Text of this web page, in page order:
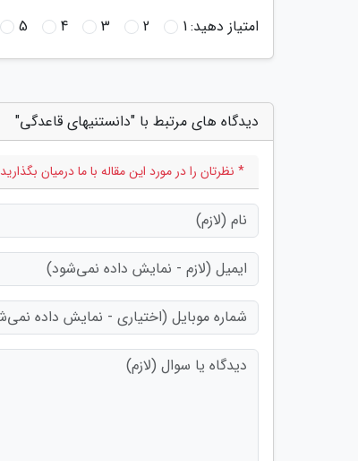
امتیاز دهید:1
2
3
4
5
دیدگاه های مرتبط با "دانستنیهای قاعدگی"
* نظرتان را در مورد این مقاله با ما درمیان بگذارید